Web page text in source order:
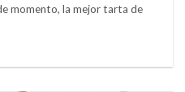
momento, la mejor tarta de